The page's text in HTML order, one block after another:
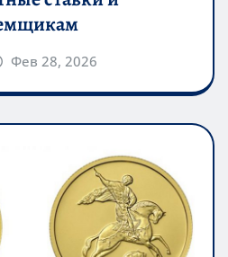
Фев 28, 2026